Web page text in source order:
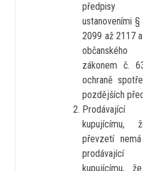
předpisy
ustanoveními
2099 až 2117
zákonem č.
ochraně
pozdějších
převzetí
kupujícímu,